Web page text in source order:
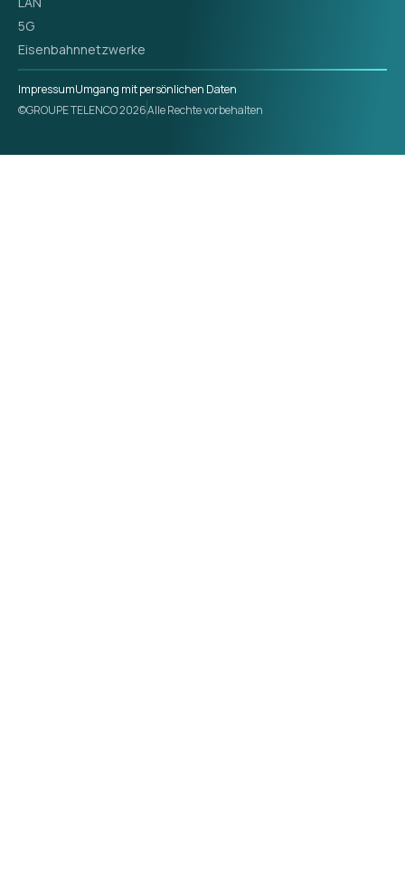
5G
Eisenbahnnetzwerke
ImpressumUmgang mit persönlichen Daten
©GROUPE TELENCO 2026Alle Rechte vorbehalten